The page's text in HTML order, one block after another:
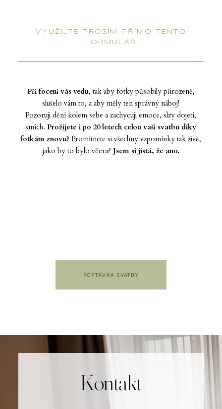
Při focení vás vedu, tak aby fotky působily přirozeně,
slušelo vám to, a aby měly ten správný náboj!
Pozoruji dění kolem sebe a zachycuji emoce, slzy dojetí,
smích.Prožijete i po 20 letech celou vaši svatbu díky
fotkám znovu? Promítnete si všechny vzpomínky tak živě,
jako by to bylo včera? Jsem si jistá, že ano.
VYUŽIJTE PROSÍM PŘÍMO TENTO
FORMULÁŘ
POPTÁVKA SVATBY
Kontakt